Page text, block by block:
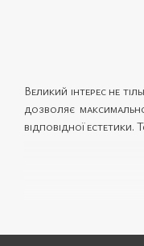
Великий інтерес не
дозволяє
відповідної
перукарям,